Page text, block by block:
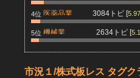
4位 医薬品業 3084トピ [
5位 機械業 2634トピ [
市況１/株式板レス タグク